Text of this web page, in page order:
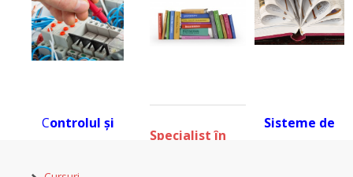
Controlul şi
proceselor
Specialist în
Sisteme de